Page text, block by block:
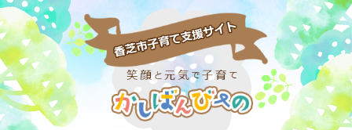
ペ
ー
ジ
の
先
頭
で
す
メ
ニ
ュ
ー
を
飛
ば
し